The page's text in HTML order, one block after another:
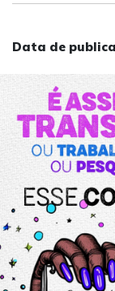
Data de